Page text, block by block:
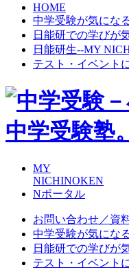
HOME
中学受験が気にな
日能研での学びが
日能研生--MY
テスト・イベント
MY
NICHINOKEN
Nポータル
お問い合わせ／資
中学受験が気にな
日能研での学びが
テスト・イベント